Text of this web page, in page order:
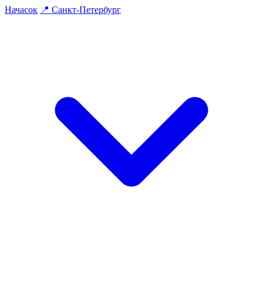
Начасок 📍 Санкт-Петербург